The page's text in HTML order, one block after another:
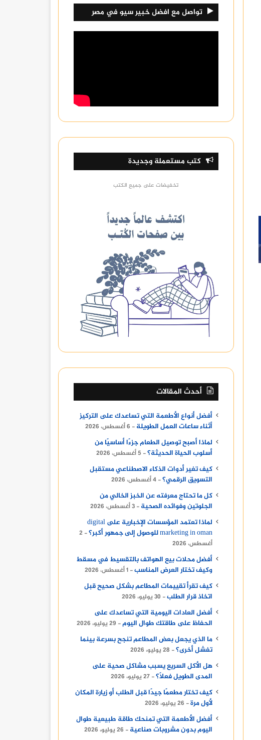
تواصل مع افضل خبير سيو في مصر
كتب مستعملة وجديدة
تخفيضات على جميع الكتب
أحدث المقالات
أفضل أنواع الأطعمة التي تساعدك على التركيز
أثناء ساعات العمل الطويلة
6 أغسطس، 2026
لماذا أصبح توصيل الطعام جزءًا أساسيًا من
أسلوب الحياة الحديثة؟
5 أغسطس، 2026
كيف تغير أدوات الذكاء الاصطناعي مستقبل
التسويق الرقمي؟
4 أغسطس، 2026
كل ما تحتاج معرفته عن الخبز الخالي من
الجلوتين وفوائده الصحية
3 أغسطس، 2026
لماذا تعتمد المؤسسات الإخبارية على digital
marketing in oman للوصول إلى جمهور أكبر؟
2
أغسطس، 2026
أفضل محلات بيع الهواتف بالتقسيط في مسقط
وكيف تختار العرض المناسب
1 أغسطس، 2026
كيف تقرأ تقييمات المطاعم بشكل صحيح قبل
اتخاذ قرار الطلب
30 يوليو، 2026
أفضل العادات اليومية التي تساعدك على
الحفاظ على طاقتك طوال اليوم
29 يوليو، 2026
ما الذي يجعل بعض المطاعم تنجح بسرعة بينما
تفشل أخرى؟
28 يوليو، 2026
هل الأكل السريع يسبب مشاكل صحية على
المدى الطويل فعلًا؟
27 يوليو، 2026
كيف تختار مطعمًا جيدًا قبل الطلب أو زيارة المكان
لأول مرة
26 يوليو، 2026
أفضل الأطعمة التي تمنحك طاقة طبيعية طوال
اليوم بدون مشروبات صناعية
26 يوليو، 2026